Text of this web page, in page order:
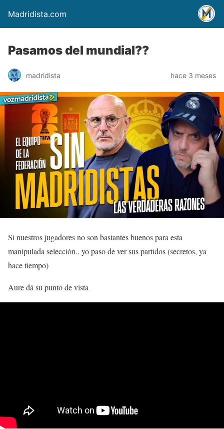
Madridista.com
Pasamos del mundial??
madridista hace 3 meses
Si nuestros jugadores no son bastantes buenos para esta
manipulada selección.. yo paso de ver sus partidos (secretos, ya
hace tiempo)
Aure dá su punto de vista